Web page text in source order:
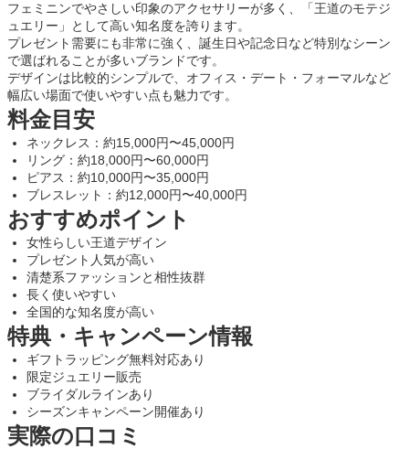
フェミニンでやさしい印象のアクセサリーが多く、「王道のモテジ
ュエリー」として高い知名度を誇ります。
プレゼント需要にも非常に強く、誕生日や記念日など特別なシーン
で選ばれることが多いブランドです。
デザインは比較的シンプルで、オフィス・デート・フォーマルなど
幅広い場面で使いやすい点も魅力です。
料金目安
ネックレス：約15,000円〜45,000円
リング：約18,000円〜60,000円
ピアス：約10,000円〜35,000円
ブレスレット：約12,000円〜40,000円
おすすめポイント
女性らしい王道デザイン
プレゼント人気が高い
清楚系ファッションと相性抜群
長く使いやすい
全国的な知名度が高い
特典・キャンペーン情報
ギフトラッピング無料対応あり
限定ジュエリー販売
ブライダルラインあり
シーズンキャンペーン開催あり
実際の口コミ